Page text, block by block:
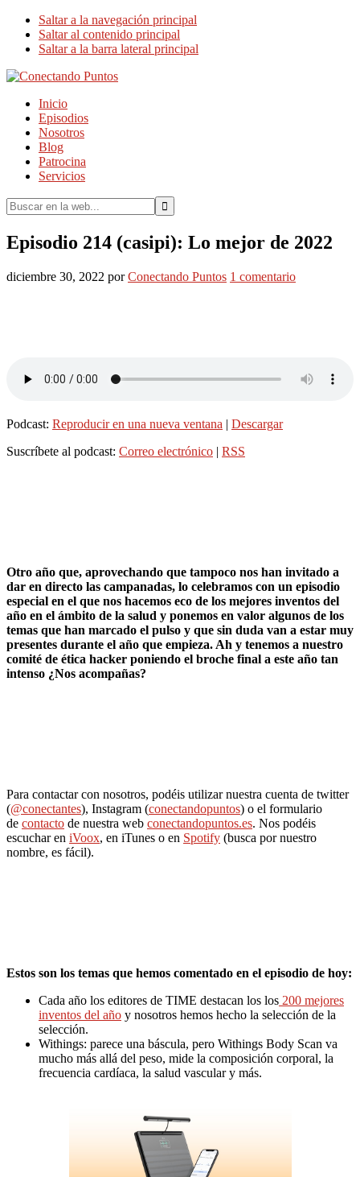
Saltar a la navegación principal
Saltar al contenido principal
Saltar a la barra lateral principal
Inicio
Episodios
Nosotros
Blog
Patrocina
Servicios
Buscar
en
web...
Episodio 214 (casipi): Lo mejor de 2022
diciembre 30, 2022 porConectando Puntos 1 comentario
Podcast: Reproducir en una nueva ventana | Descargar
Suscríbete al podcast: Correo electrónico | RSS
Otro año que, aprovechando que tampoco nos han invitado a
dar en directo las campanadas, lo celebramos con un episodio
especial en el que nos hacemos eco de los mejores inventos del
año en el ámbito de la salud y ponemos en valor algunos de los
temas que han marcado el pulso y que sin duda van a estar muy
presentes durante el año que empieza. Ah y tenemos a nuestro
comité de ética hacker poniendo el broche final a este año tan
intenso ¿Nos acompañas?
Para contactar con nosotros, podéis utilizar nuestra cuenta de twitter
(@conectantes), Instagram (conectandopuntos) o el formulario
de contacto de nuestra web conectandopuntos.es. Nos podéis
escuchar en iVoox, en iTunes o en Spotify (busca por nuestro
nombre, es fácil).
Estos son los temas que hemos comentado en el episodio de hoy:
Cada año los editores de TIME destacan los los 200 mejores
inventos del año y nosotros hemos hecho la selección de la
selección.
Withings: parece una báscula, pero Withings Body Scan va
mucho más allá del peso, mide la composición corporal, la
frecuencia cardíaca, la salud vascular y más.